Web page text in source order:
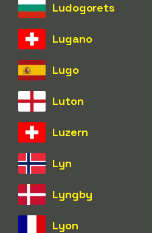
Ludogorets
Lugano
Lugo
Luton
Luzern
Lyn
Lyngby
Lyon